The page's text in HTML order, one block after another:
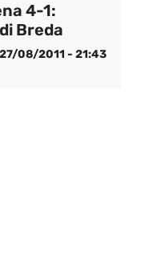
4-1:
Breda
27/08/2011 - 21:43